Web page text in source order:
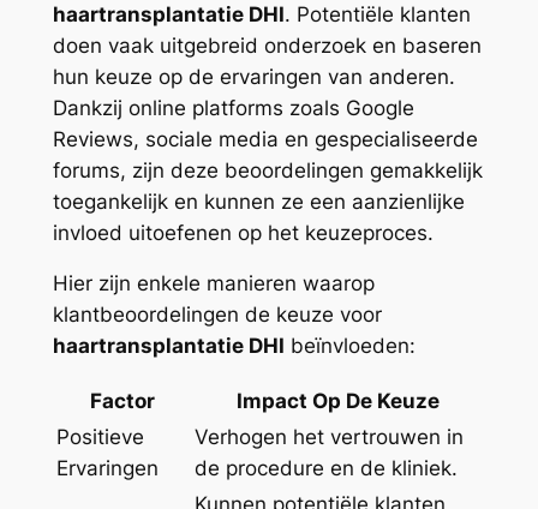
haartransplantatie DHI. Potentiële klanten
doen vaak uitgebreid onderzoek en baseren
hun keuze op de ervaringen van anderen.
Dankzij online platforms zoals Google
Reviews, sociale media en gespecialiseerde
forums, zijn deze beoordelingen gemakkelijk
toegankelijk en kunnen ze een aanzienlijke
invloed uitoefenen op het keuzeproces.
Hier zijn enkele manieren waarop
klantbeoordelingen de keuze voor
haartransplantatie DHI beïnvloeden:
Factor
Impact Op De Keuze
Positieve
Ervaringen
Verhogen het vertrouwen in
de procedure en de kliniek.